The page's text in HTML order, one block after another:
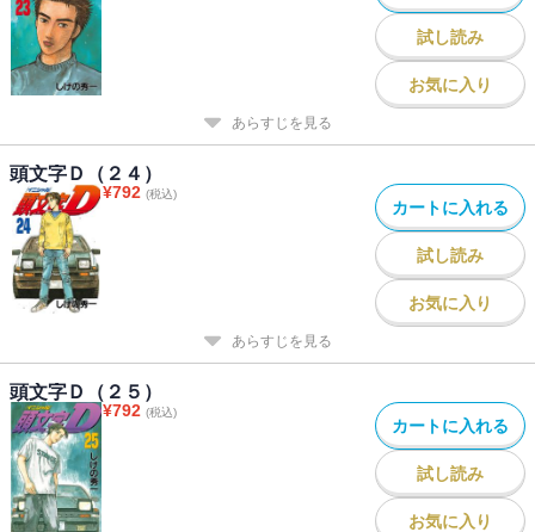
試し読み
お気に入り
あらすじを見る
頭文字Ｄ（２４）
¥792 (税込)
カートに入れる
試し読み
お気に入り
あらすじを見る
頭文字Ｄ（２５）
¥792 (税込)
カートに入れる
試し読み
お気に入り